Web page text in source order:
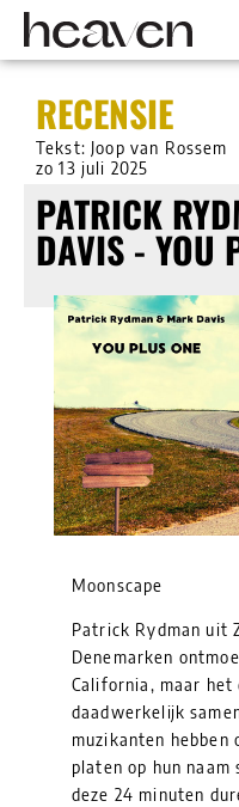
RECENSIE
Tekst: Joop van Rossem
zo 13 juli 2025
PATRICK
DAVIS - YOU
Moonscape
Patrick Rydman uit
Denemarken
California, maar
daadwerkelijk
muzikanten hebben
platen op hun naam
deze 24 minuten